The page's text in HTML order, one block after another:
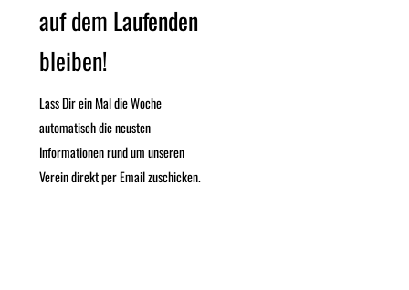
auf dem Laufenden
bleiben!
Lass Dir ein Mal die Woche
automatisch die neusten
Informationen rund um unseren
Verein direkt per Email zuschicken.